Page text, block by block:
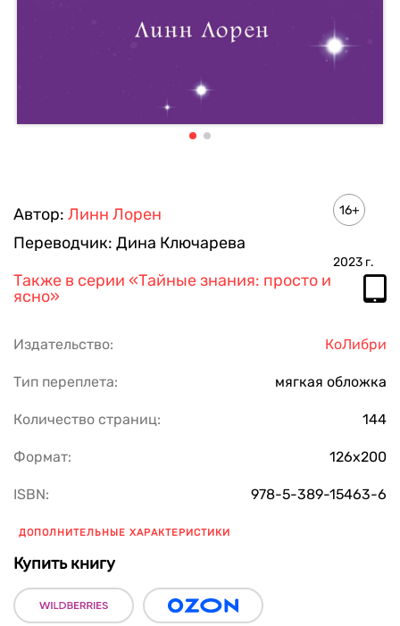
Автор: Линн Лорен
Переводчик: Дина Ключарева
16+
2023 г.
Также в серии «Тайные знания: просто и
ясно»
Издательство: КоЛибри
Тип переплета: мягкая обложка
Количество страниц: 144
Формат: 126х200
ISBN: 978-5-389-15463-6
ДОПОЛНИТЕЛЬНЫЕ ХАРАКТЕРИСТИКИ
Купить книгу